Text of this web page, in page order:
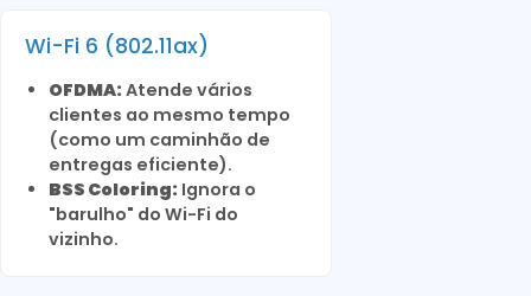
Wi-Fi 6 (802.11ax)
OFDMA:Atende vários
clientes ao mesmo tempo
(como um caminhão de
entregas eficiente).
BSS Coloring: Ignora o
"barulho" do Wi-Fi do
vizinho.